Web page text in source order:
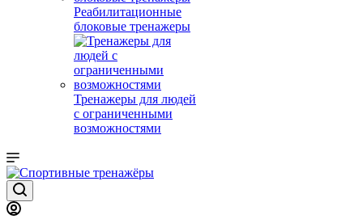
Реабилитационные
блоковые тренажеры
Тренажеры для людей
с ограниченными
возможностями